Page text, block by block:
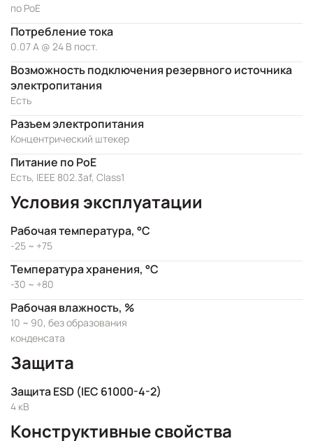
по PoE
Потребление тока
0.07 А @ 24 В пост.
Возможность подключения резервного источника
электропитания
Есть
Разъем электропитания
Концентрический штекер
Питание по PoE
Есть, IEEE 802.3af, Class1
Условия эксплуатации
Рабочая температура, °C
-25 ~ +75
Температура хранения, °C
-30 ~ +80
Рабочая влажность, %
10 ~ 90, без образования
конденсата
Защита
Защита ESD (IEC 61000-4-2)
4 кВ
Конструктивные свойства